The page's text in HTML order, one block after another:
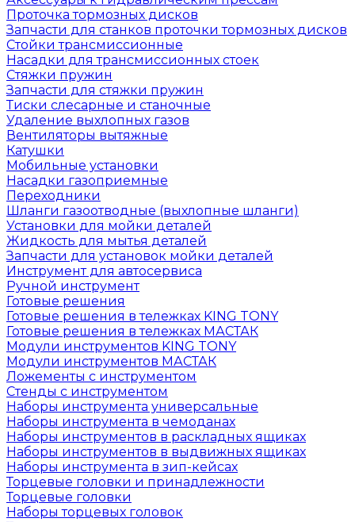
Проточка тормозных дисков
Запчасти для станков проточки тормозных дисков
Стойки трансмиссионные
Насадки для трансмиссионных стоек
Стяжки пружин
Запчасти для стяжки пружин
Тиски слесарные и станочные
Удаление выхлопных газов
Вентиляторы вытяжные
Катушки
Мобильные установки
Насадки газоприемные
Переходники
Шланги газоотводные (выхлопные шланги)
Установки для мойки деталей
Жидкость для мытья деталей
Запчасти для установок мойки деталей
Инструмент для автосервиса
Ручной инструмент
Готовые решения
Готовые решения в тележках KING TONY
Готовые решения в тележках МАСТАК
Модули инструментов KING TONY
Модули инструментов МАСТАК
Ложементы с инструментом
Стенды с инструментом
Наборы инструмента универсальные
Наборы инструмента в чемоданах
Наборы инструментов в раскладных ящиках
Наборы инструментов в выдвижных ящиках
Наборы инструмента в зип-кейсах
Торцевые головки и принадлежности
Торцевые головки
Наборы торцевых головок